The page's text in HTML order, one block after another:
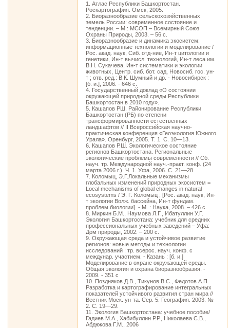
1. Атлас Республики Башкортостан.
Роскартография. Омск, 2005.
2. Биоразнообразие сельскохозяйственных
земель России: современное состояние и
тенденции. – М.: МСОП – Всемирный Союз
Охраны Природы, 2003. – 56 с.
3. Биоразнообразие и динамика экосистем:
информационные технологии и моделирование /
Рос. акад. наук, Сиб. отд-ние, Ин-т цитологии и
генетики, Ин-т вычисл. технологий, Ин-т леса им.
В.Н. Сукачева, Ин-т систематики и экологии
животных, Центр. сиб. бот. сад, Новосиб. гос. ун-
т ; отв. ред.: В.К. Шумный и др. - Новосибирск :
[б. и.], 2006. - 646 с.
4. Государственный доклад «О состоянии
окружающей природной среды Республики
Башкортостан в 2010 году».
5. Кашапов РШ. Районирование Республики
Башкортостан (РБ) по степени
трансформированности естественных
ландшафтов // II Всероссийская научно-
практическая конференция «Геоэкология Южного
Урала». Оренбург, 2005. Т. 1. С. 10—13.
6. Кашапов Р.Ш. Экологическое состояние
регионов Башкортостана. Региональные
экологические проблемы современности // Сб.
науч. тр. Международной науч.-практ. конф. (24
марта 2006 г.). Ч. 1. Уфа, 2006. С. 21—28.
7. Коломыц, Э.Г.Локальные механизмы
глобальных изменений природных экосистем =
Local mechanisms of global changes in natural
ecosystems / Э. Г. Коломыц ; [Рос. акад. наук, Ин-
т экологии Волж. бассейна, Ин-т фундам.
проблем биологии]. - М. : Наука, 2008. – 426 с.
8. Миркин Б.М., Наумова Л.Г., Ибатуллин У.Г.
Экология Башкортостана: учебник для средних
профессиональных учебных заведений – Уфа:
Дом природы, 2002. – 200 с.
9. Окружающая среда и устойчивое развитие
регионов: новые методы и технологии
исследований : тр. всерос. науч. конф. с
междунар. участием. - Казань : [б. и.]
Моделирование в охране окружающей среды.
Общая экология и охрана биоразнообразия. -
2009. - 351 с
10. Поздняков Д.В., Тикунов В.С., Федотов А.П.
Разработка и картографирование интегральных
показателей устойчивого развития стран мира //
Вестник Моск. ун-та. Сер. 5. География. 2003. №
2. С. 19—29.
11. Экология Башкортостана: учебное пособие/
Гадиев М.А., Хабибуллин Р.Р., Николаева С.В.,
Абдюкова Г.М., 2006